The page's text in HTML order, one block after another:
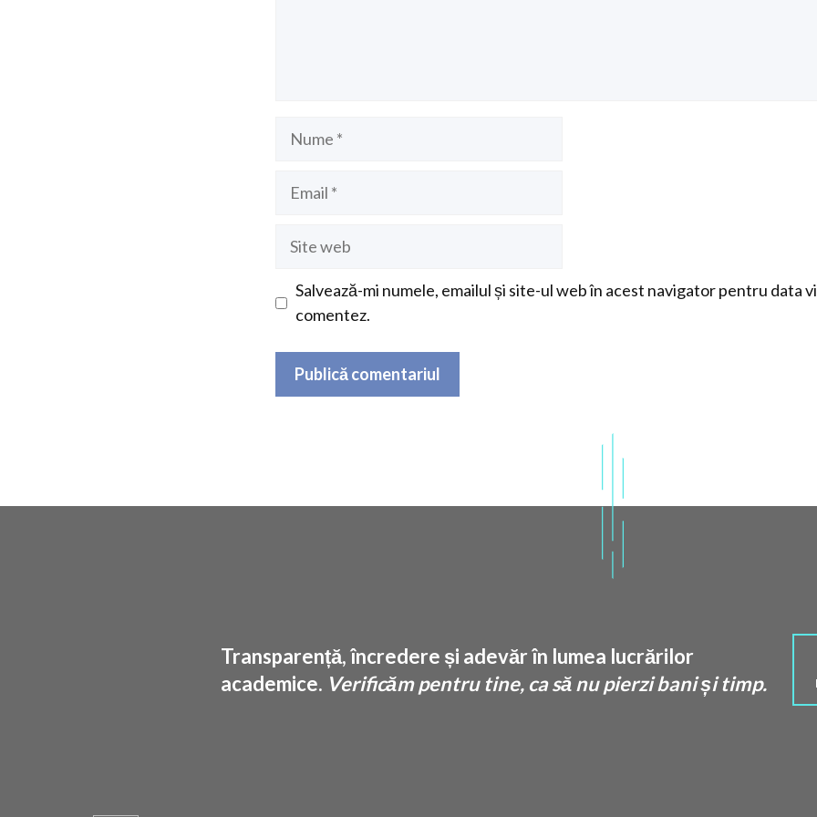
Salvează-mi numele, emailul și site-ul web în acest navigator pentru data
comentez.
Transparență, încredere și adevăr în lumea lucrărilor
academice. Verificăm pentru tine, ca să nu pierzi bani și timp.